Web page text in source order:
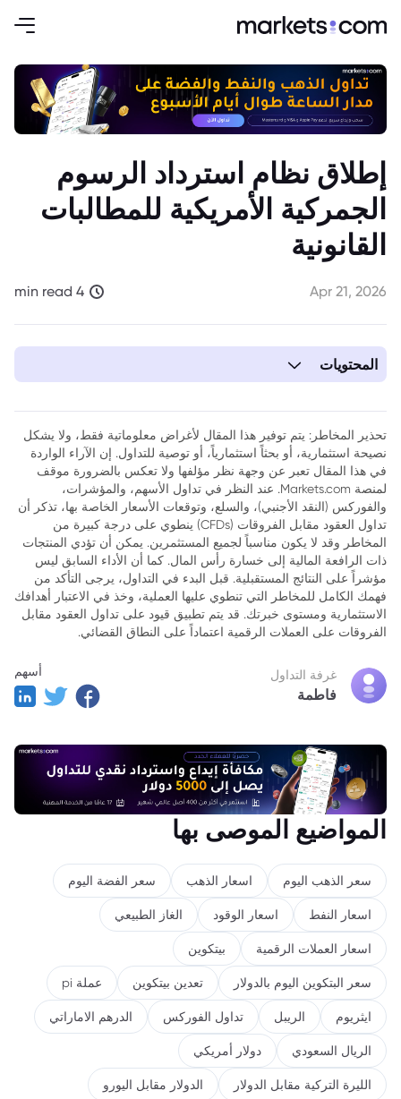
إطلاق نظام استرداد الرسوم
الجمركية الأمريكية للمطالبات
القانونية
Apr 21, 2026
4 min read
المحتويات
3. نطاق الأهلية ومتطلبات التقديم
4. قيود وتفاصيل عملية الاسترداد
5. تأثير على الشركات والمستهلكين
تحذير المخاطر: يتم توفير هذا المقال لأغراض معلوماتية فقط، ولا يشكل
نصيحة استثمارية، أو بحثاً استثمارياً، أو توصية للتداول. إن الآراء الواردة
في هذا المقال تعبر عن وجهة نظر مؤلفها ولا تعكس بالضرورة موقف
لمنصة Markets.com. عند النظر في تداول الأسهم، والمؤشرات،
والفوركس (النقد الأجنبي)، والسلع، وتوقعات الأسعار الخاصة بها، تذكر أن
تداول العقود مقابل الفروقات (CFDs) ينطوي على درجة كبيرة من
المخاطر وقد لا يكون مناسباً لجميع المستثمرين. يمكن أن تؤدي المنتجات
ذات الرافعة المالية إلى خسارة رأس المال. كما أن الأداء السابق ليس
مؤشراً على النتائج المستقبلية. قبل البدء في التداول، يرجى التأكد من
فهمك الكامل للمخاطر التي تنطوي عليها العملية، وخذ في الاعتبار أهدافك
الاستثمارية ومستوى خبرتك. قد يتم تطبيق قيود على تداول العقود مقابل
الفروقات على العملات الرقمية اعتماداً على النطاق القضائي.
غرفة التداول
فاطمة
أسهم
المواضيع الموصى بها
سعر الذهب اليوم اسعار الذهب سعر الفضة اليوم
اسعار النفط اسعار الوقود الغاز الطبيعي
اسعار العملات الرقمية بيتكوين
سعر البتكوين اليوم بالدولار تعدين بيتكوين عملة pi
ايثريوم الريبل تداول الفوركس الدرهم الاماراتي
الريال السعودي دولار أمريكي
الليرة التركية مقابل الدولار الدولار مقابل اليورو